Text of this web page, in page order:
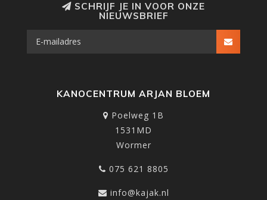
SCHRIJF JE IN VOOR ONZE
NIEUWSBRIEF
KANOCENTRUM ARJAN BLOEM
Poelweg 1B
1531MD
Wormer
075 621 8805
info@kajak.nl